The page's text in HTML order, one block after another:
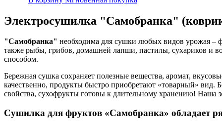
Электросушилка "Самобранка"
"Самобранка" необходима для сушки любых видов урожая –
также рыбы, грибов, домашней лапши, пастилы, сухариков и
способом.
Бережная сушка сохраняет полезные вещества, аромат,
качественно, продукты быстро приобретают «товарный» вид.
свойства, сухофрукты готовы к длительному хранению! Наша
Сушилка для фруктов «Самобранка» обладает